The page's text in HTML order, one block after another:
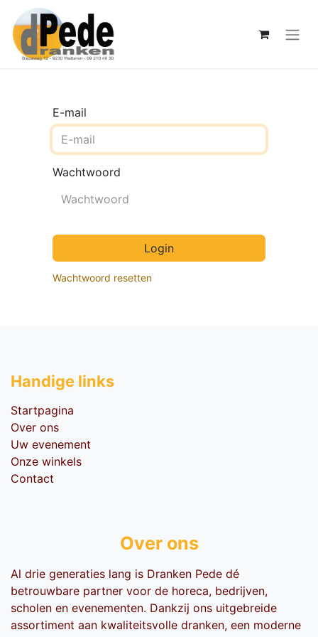
E-mail
Wachtwoord
Login
Wachtwoord resetten
Handige li​nks
Startpagina
Over ons
Uw evenement
Onze winkels
Contact
Over ons
Al drie generaties lang is Dranken Pede dé
betrouwbare partner voor de horeca, bedrijven,
scholen en evenementen. Dankzij ons uitgebreide
assortiment aan kwaliteitsvolle dranken, een moderne